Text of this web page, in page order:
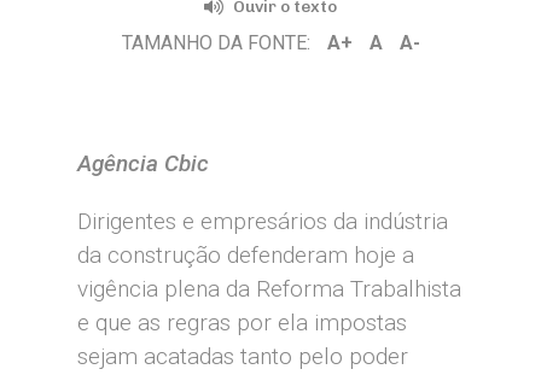
Ouvir o texto
TAMANHO DA FONTE: A+ A A-
Agência Cbic
Dirigentes e empresários da indústria
da construção defenderam hoje a
vigência plena da Reforma Trabalhista
e que as regras por ela impostas
sejam acatadas tanto pelo poder